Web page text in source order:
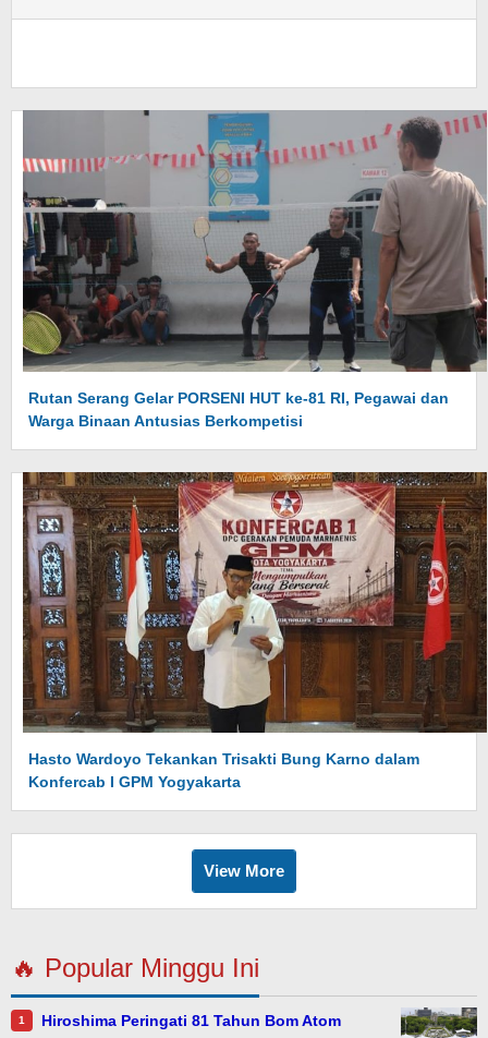
Rutan Serang Gelar PORSENI HUT ke-81 RI, Pegawai dan
Warga Binaan Antusias Berkompetisi
Hasto Wardoyo Tekankan Trisakti Bung Karno dalam
Konfercab I GPM Yogyakarta
View More
🔥 Popular Minggu Ini
1 Hiroshima Peringati 81 Tahun Bom Atom